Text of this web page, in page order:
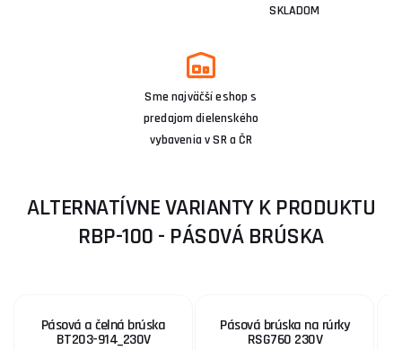
SKLADOM
Sme najväčší eshop s
predajom dielenského
vybavenia v SR a ČR
ALTERNATÍVNE VARIANTY K PRODUKTU
RBP-100 - PÁSOVÁ BRÚSKA
Pásová a čelná brúska
BT203-914_230V
Pásová brúska na rúrky
RSG760 230V